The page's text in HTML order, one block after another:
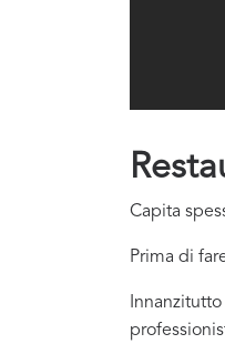
Capita
Prima di